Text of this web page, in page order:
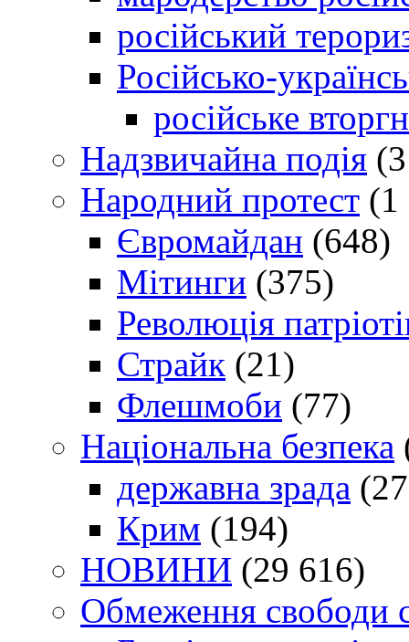
російський
Російсько-
російське
Надзвичайна подія
Народний протест (1
Євромайдан (648)
Мітинги (375)
Революція
Страйк (21)
Флешмоби (77)
Національна безпека
державна зрада
Крим (194)
НОВИНИ (29 616)
Обмеження свободи